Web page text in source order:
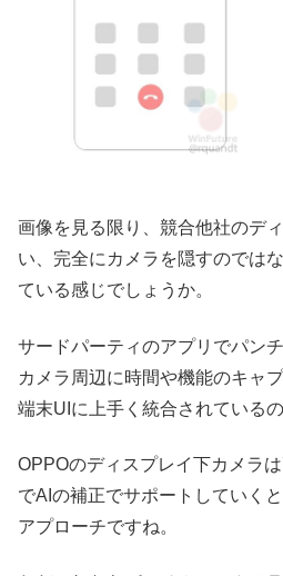
画像を見る限り、競合他社のデ
い、完全にカメラを隠すのでは
ている感じでしょうか。
サードパーティのアプリでパン
カメラ周辺に時間や機能のキャ
端末UIに上手く統合されている
OPPOのディスプレイ下カメラ
でAIの補正でサポートしていく
アプローチですね。